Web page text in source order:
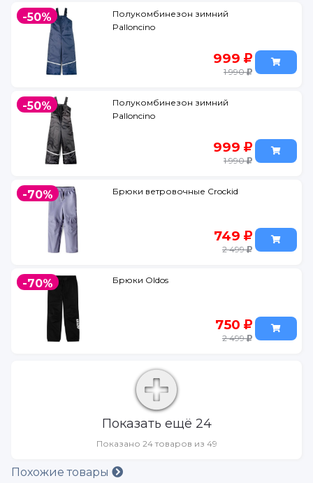
-50%
Полукомбинезон зимний
Palloncino
999
1 990
-50%
Полукомбинезон зимний
Palloncino
999
1 990
-70% Брюки ветровочные Crockid
749
2 499
-70% Брюки Oldos
750
2 499
Показать ещё 24
Показано 24 товаров из 49
Похожие товары